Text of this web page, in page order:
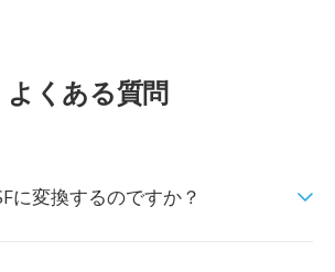
よくある質問
に変換するのですか？